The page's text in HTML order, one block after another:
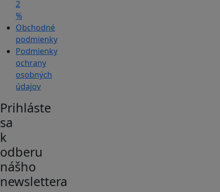
2
%
Obchodné
podmienky
Podmienky
ochrany
osobných
údajov
Prihláste
sa
k
odberu
nášho
newslettera